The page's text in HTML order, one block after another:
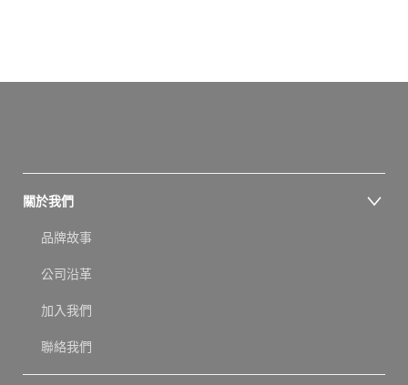
關於我們
品牌故事
公司沿革
加入我們
聯絡我們